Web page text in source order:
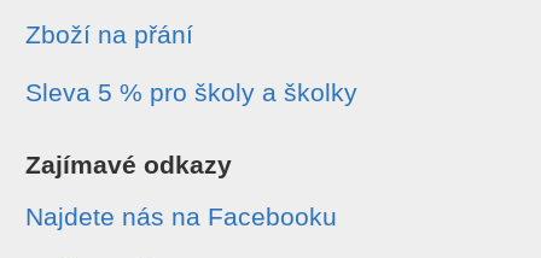
Zboží na přání
Sleva 5 % pro školy a školky
Zajímavé odkazy
Najdete nás na Facebooku